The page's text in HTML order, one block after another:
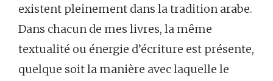
existent pleinement dans la tradition arabe.
Dans chacun de mes livres, la même
textualité ou énergie d’écriture est présente,
quelque soit la manière avec laquelle le